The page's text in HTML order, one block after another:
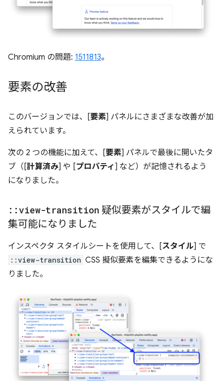
Chromium の問題: 1511813。
要素の改善
このバージョンでは、[要素] パネルにさまざまな改善が加
えられています。
次の 2 つの機能に加えて、[要素] パネルで最後に開いたタ
ブ（[計算済み] や [プロパティ ] など）が記憶されるよう
になりました。
:: view-transition 疑似要素がスタイルで編
集可能になりました
インスペクタ スタイルシートを使用して、[スタイル] で
::view-transition CSS 擬似要素を編集できるようにな
りました。